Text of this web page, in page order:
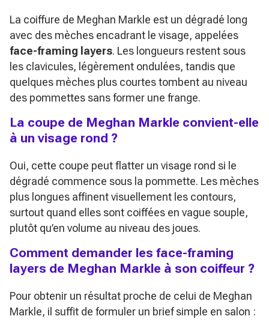
La coiffure de Meghan Markle est un dégradé long
avec des mèches encadrant le visage, appelées
face-framing layers. Les longueurs restent sous
les clavicules, légèrement ondulées, tandis que
quelques mèches plus courtes tombent au niveau
des pommettes sans former une frange.
La coupe de Meghan Markle convient-elle
à un visage rond ?
Oui, cette coupe peut flatter un visage rond si le
dégradé commence sous la pommette. Les mèches
plus longues affinent visuellement les contours,
surtout quand elles sont coiffées en vague souple,
plutôt qu’en volume au niveau des joues.
Comment demander les face-framing
layers de Meghan Markle à son coiffeur ?
Pour obtenir un résultat proche de celui de Meghan
Markle, il suffit de formuler un brief simple en salon :